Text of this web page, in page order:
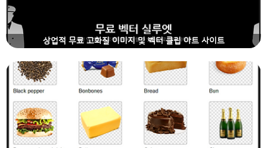
상업적 무료 고화질 이미지 및 벡터 클립 아트 사이트